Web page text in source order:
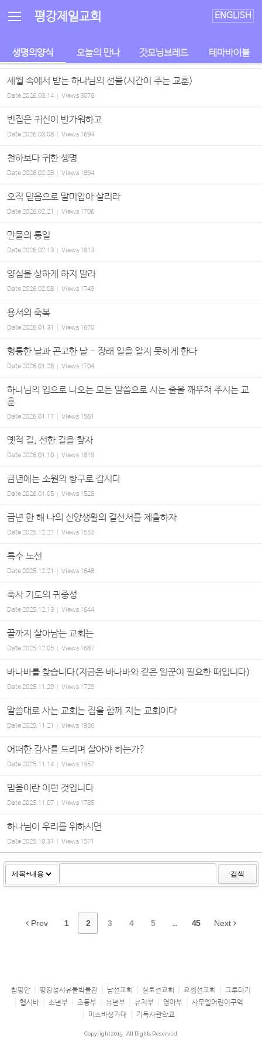
평강제일교회 ENGLISH
생명의양식 오늘의 만나 갓모닝브레드 테마바이블
세월 속에서 받는 하나님의 선물(시간이 주는 교훈)
Date2026.03.14 Views3076
빈집은 귀신이 반가워하고
Date2026.03.08 Views 1694
천하보다 귀한 생명
Date2026.02.28 Views 1894
오직 믿음으로 말미암아 살리라
Date2026.02.21 Views 1706
만물의 통일
Date2026.02.13 Views 1813
양심을 상하게 하지 말라
Date2026.02.08 Views 1749
용서의 축복
Date2026.01.31 Views 1670
형통한 날과 곤고한 날 - 장래 일을 알지 못하게 한다
Date2026.01.28 Views 1704
하나님의 입으로 나오는 모든 말씀으로 사는 줄을 깨우쳐 주시는 교
훈
Date2026.01.17 Views 1561
옛적 길, 선한 길을 찾자
Date2026.01.10 Views 1819
금년에는 소원의 항구로 갑시다
Date2026.01.05 Views 1528
금년 한 해 나의 신앙생활의 결산서를 제출하자
Date2025.12.27 Views 1553
특수 노선
Date2025.12.21 Views 1648
축사 기도의 귀중성
Date2025.12.13 Views 1644
끝까지 살아남는 교회는
Date2025.12.05 Views 1687
바나바를 찾습니다(지금은 바나바와 같은 일꾼이 필요한 때입니다)
Date2025.11.29 Views 1729
말씀대로 사는 교회는 짐을 함께 지는 교회이다
Date2025.11.21 Views 1936
어떠한 감사를 드리며 살아야 하는가?
Date2025.11.14 Views 1957
믿음이란 이런 것입니다
Date2025.11.07 Views 1785
하나님이 우리를 위하시면
Date2025.10.31 Views 1571
검색
Prev 1 2 3 4 5 ... 45 Next
참평안 평강성서유물박물관 남선교회 실로선교회 요셉선교회
그루터기
헵시바
소년부 초등부 유년부 유치부 영아부
사무엘어린이구역
미스바성가대
기독사관학교
Copyright 2015 All Rights Reserved.